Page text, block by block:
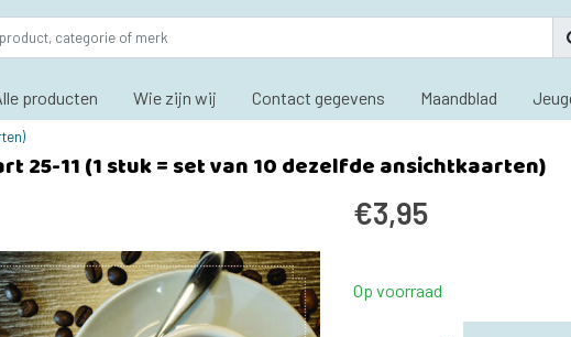
producten Wie zijn wij Contact gegevens Maandblad
25-11 (1 stuk = set van 10 dezelfde ansichtkaarten)
€3,95
Op voorraad